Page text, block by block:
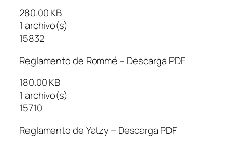
280.00 KB
1 archivo(s)
15832
Reglamento de Rommé – Descarga PDF
180.00 KB
1 archivo(s)
15710
Reglamento de Yatzy – Descarga PDF